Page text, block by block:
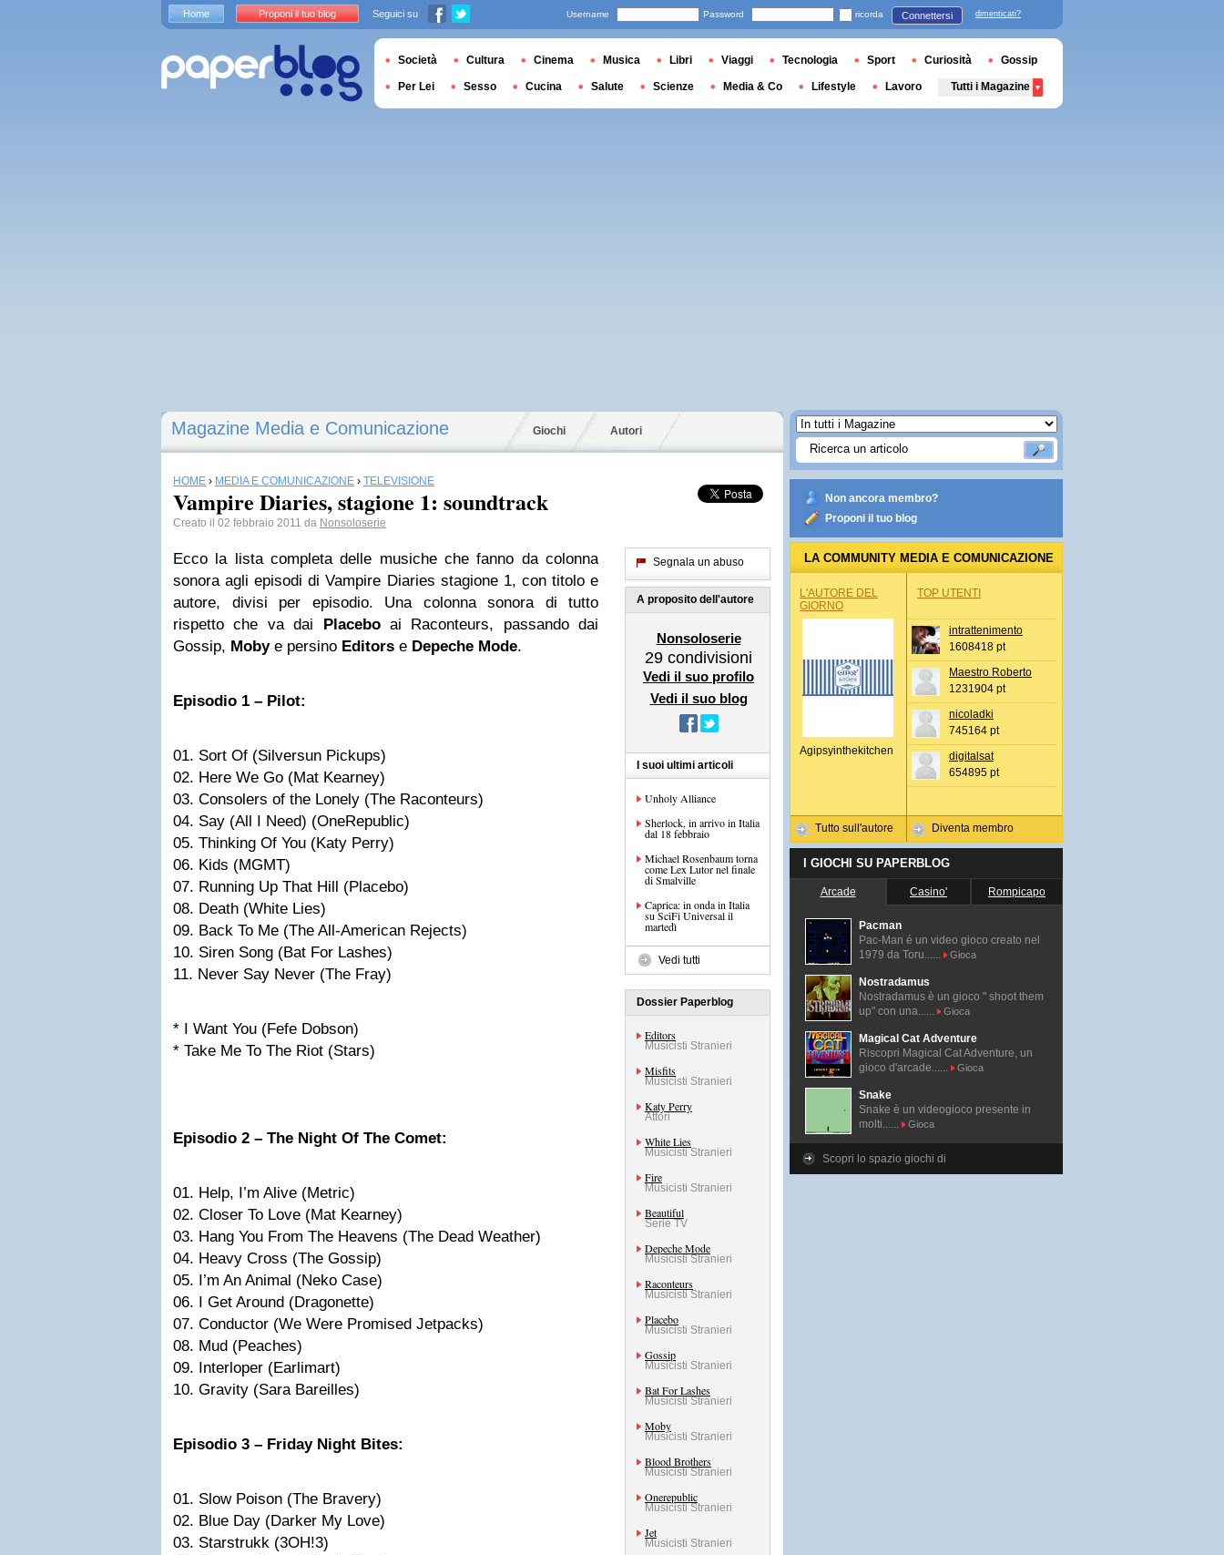
Magazine Media e Comunicazione Giochi Autori
HOME › MEDIA E COMUNICAZIONE › TELEVISIONE
Vampire Diaries, stagione 1: soundtrack
Creato il 02 febbraio 2011 da Nonsoloserie
Ecco la lista completa delle musiche che fanno da colonna
sonora agli episodi di Vampire Diaries stagione 1, con titolo e
autore, divisi per episodio. Una colonna sonora di tutto
rispetto che va dai Placeboai Raconteurs, passando dai
Gossip, Mobye persino Editors e Depeche Mode.
Episodio 1 – Pilot:
01. Sort Of (Silversun Pickups)
02. Here We Go (Mat Kearney)
03. Consolers of the Lonely (The Raconteurs)
04. Say (All I Need) (OneRepublic)
05. Thinking Of You (Katy Perry)
06. Kids (MGMT)
07. Running Up That Hill (Placebo)
08. Death (White Lies)
09. Back To Me (The All-American Rejects)
10. Siren Song (Bat For Lashes)
11. Never Say Never (The Fray)
* I Want You (Fefe Dobson)
* Take Me To The Riot (Stars)
Episodio 2 – The Night Of The Comet:
01. Help, I’m Alive (Metric)
02. Closer To Love (Mat Kearney)
03. Hang You From The Heavens (The Dead Weather)
04. Heavy Cross (The Gossip)
05. I’m An Animal (Neko Case)
06. I Get Around (Dragonette)
07. Conductor (We Were Promised Jetpacks)
08. Mud (Peaches)
09. Interloper (Earlimart)
10. Gravity (Sara Bareilles)
Episodio 3 – Friday Night Bites:
01. Slow Poison (The Bravery)
02. Blue Day (Darker My Love)
03. Starstrukk (3OH!3)
Segnala un abuso
A proposito dell'autore
Nonsoloserie
29 condivisioni
Vedi il suo profilo
Vedi il suo blog
I suoi ultimi articoli
Unholy Alliance
Sherlock, in arrivo in Italia
dal 18 febbraio
Michael Rosenbaum torna
come Lex Lutor nel finale
di Smalville
Caprica: in onda in Italia
su SciFi Universal il
martedì
Vedi tutti
Dossier Paperblog
Editors
Musicisti Stranieri
Misfits
Musicisti Stranieri
Katy Perry
Attori
White Lies
Musicisti Stranieri
Fire
Musicisti Stranieri
Beautiful
Serie TV
Depeche Mode
Musicisti Stranieri
Raconteurs
Musicisti Stranieri
Placebo
Musicisti Stranieri
Gossip
Musicisti Stranieri
Bat For Lashes
Musicisti Stranieri
Moby
Musicisti Stranieri
Blood Brothers
Musicisti Stranieri
Onerepublic
Musicisti Stranieri
Jet
Musicisti Stranieri
Non ancora membro?
Proponi il tuo blog
LA COMMUNITY MEDIA E COMUNICAZIONE
L'AUTORE DEL
GIORNO
Agipsyinthekitchen
Tutto sull'autore
TOP UTENTI
intrattenimento
1608418 pt
Maestro Roberto
1231904 pt
nicoladki
745164 pt
digitalsat
654895 pt
Diventa membro
I GIOCHI SU PAPERBLOG
Arcade Casino' Rompicapo
Pacman
Pac-Man é un video gioco creato nel
1979 da Toru......
Gioca
Nostradamus
Nostradamus è un gioco " shoot them
up" con una......
Gioca
Magical Cat Adventure
Riscopri Magical Cat Adventure, un
gioco d'arcade......
Gioca
Snake
Snake è un videogioco presente in
molti......
Gioca
Scopri lo spazio giochi di
Home Proponi il tuo blog Seguici su Username Password ricorda Connettersi dimenticati?
Società Cultura Cinema Musica Libri Viaggi Tecnologia Sport Curiosità Gossip
Per Lei Sesso Cucina Salute Scienze Media & Co Lifestyle Lavoro Tutti i Magazine